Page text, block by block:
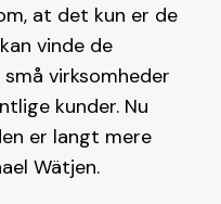
at det kun er de
vinde de
virksomheder
kunder. Nu
er langt mere
Wätjen.